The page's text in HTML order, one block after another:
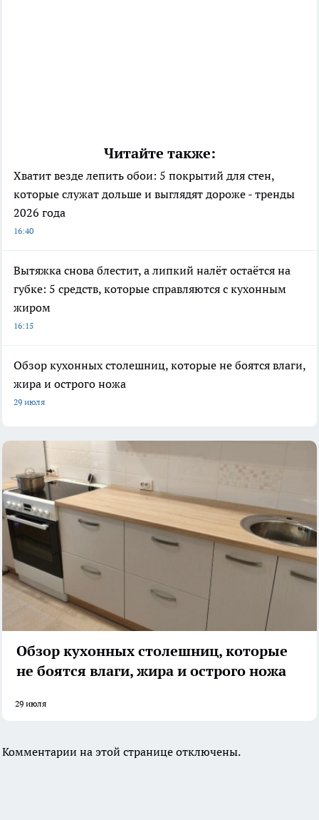
Читайте также:
Хватит везде лепить обои: 5 покрытий для стен,
которые служат дольше и выглядят дороже - тренды
2026 года
16:40
Вытяжка снова блестит, а липкий налёт остаётся на
губке: 5 средств, которые справляются с кухонным
жиром
16:15
Обзор кухонных столешниц, которые не боятся влаги,
жира и острого ножа
29 июля
Обзор кухонных столешниц, которые
не боятся влаги, жира и острого ножа
29 июля
Комментарии на этой странице отключены.